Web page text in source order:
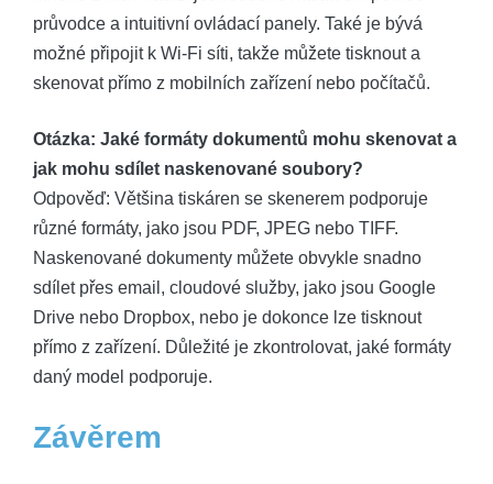
průvodce a intuitivní ovládací panely. Také je bývá
možné připojit k Wi-Fi síti, takže můžete tisknout a
skenovat přímo z mobilních zařízení nebo počítačů.
Otázka: Jaké formáty dokumentů mohu skenovat a
jak mohu sdílet naskenované soubory?
Odpověď: Většina tiskáren se skenerem podporuje
různé formáty, jako jsou PDF, JPEG nebo TIFF.
Naskenované dokumenty můžete obvykle snadno
sdílet přes email, cloudové služby, jako jsou Google
Drive nebo Dropbox, nebo je dokonce lze tisknout
přímo z zařízení. Důležité je zkontrolovat, jaké formáty
daný model podporuje.
Závěrem